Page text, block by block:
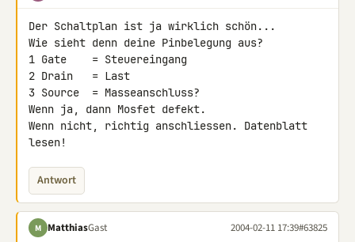
Der Schaltplan ist ja wirklich schön...
Wie sieht denn deine Pinbelegung aus?
1 Gate    = Steuereingang
2 Drain   = Last
3 Source  = Masseanschluss?
Wenn ja, dann Mosfet defekt.
Wenn nicht, richtig anschliessen. Datenblatt
lesen!
Antwort
M MatthiasGast 2004-02-11 17:39#63825